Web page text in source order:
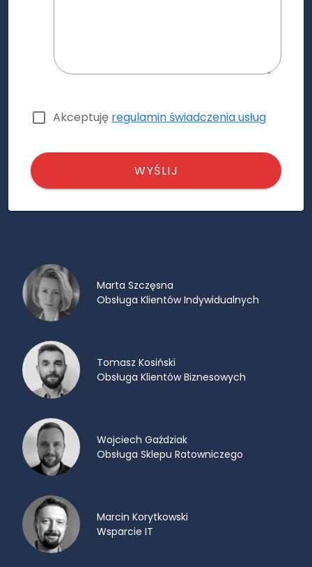
Akceptuję regulamin świadczenia usług
WYŚLIJ
Marta Szczęsna
Obsługa Klientów Indywidualnych
Tomasz Kosiński
Obsługa Klientów Biznesowych
Wojciech Gaździak
Obsługa Sklepu Ratowniczego
Marcin Korytkowski
Wsparcie IT